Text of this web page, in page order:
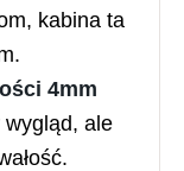
kabina ta
4mm
ale